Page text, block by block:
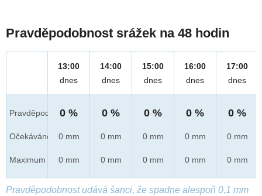
Pravděpodobnost srážek na 48 hodin
Pravděpod.
Očekáváno
Maximum
13:00
dnes
0 %
0 mm
0 mm
14:00
dnes
0 %
0 mm
0 mm
15:00
dnes
0 %
0 mm
0 mm
16:00
dnes
0 %
0 mm
0 mm
17:00
dnes
0 %
0 mm
0 mm
Pravděpodobnost udává šanci, že spadne alespoň 0,1 mm